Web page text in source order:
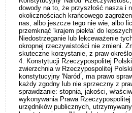
dowody na to, że przyszłość nasza i
okolicznościach krańcowego
nas, albo jeszcze tego nie wie, albo
przemknąć 'krajem piekła’ do
Niedostrzeganie lub lekceważenie
okropnej rzeczywistości nie zmieni.
skuteczne korzystanie, z praw
4. Konstytucji Rzeczypospolitej
zwierzchnia w Rzeczypospolitej
konstytucyjny 'Naród’, ma prawo
każdy zgodny lub nie sprzeczny z
sprawdzanie: stopnia, jakości,
wykonywania Prawa
urzędników publicznych,